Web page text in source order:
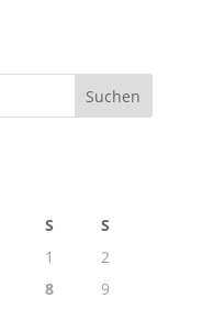
S
S
1
2
8
9